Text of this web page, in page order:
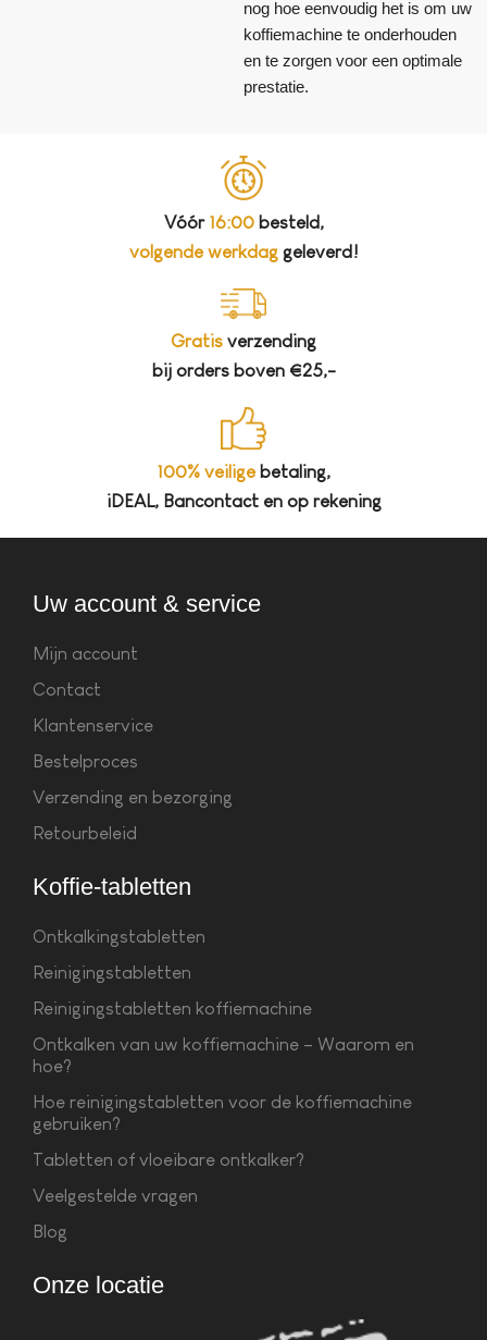
nog hoe eenvoudig het is om uw
koffiemachine te onderhouden
en te zorgen voor een optimale
prestatie.
Vóór 16:00besteld,
volgende werkdaggeleverd!
Gratis verzending
bij orders boven €25,-
100% veiligebetaling,
iDEAL, Bancontact en op rekening
Uw account & service
Mijn account
Contact
Klantenservice
Bestelproces
Verzending en bezorging
Retourbeleid
Koffie-tabletten
Ontkalkingstabletten
Reinigingstabletten
Reinigingstabletten koffiemachine
Ontkalken van uw koffiemachine – Waarom en
hoe?
Hoe reinigingstabletten voor de koffiemachine
gebruiken?
Tabletten of vloeibare ontkalker?
Veelgestelde vragen
Blog
Onze locatie